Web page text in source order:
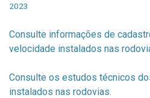
2023
Consulte informações de
velocidade instalados nas
Consulte os estudos técnicos
instalados nas rodovias.